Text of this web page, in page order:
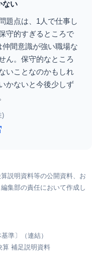
ない
題点は、1人で仕事し
守的すぎるところで
間意識が強い職場な
ん。保守的なところ
いことなのかもしれ
かないと今後少しず
)
説明資料等の公開資料、お
集部の責任において作成し
準〕（連結）
算 補足説明資料